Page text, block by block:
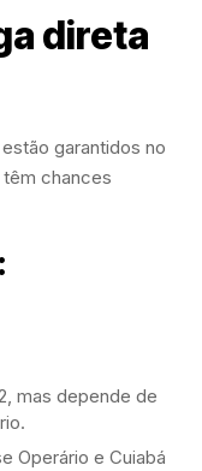
direta
garantidos no
têm chances
mas depende de
Operário e Cuiabá